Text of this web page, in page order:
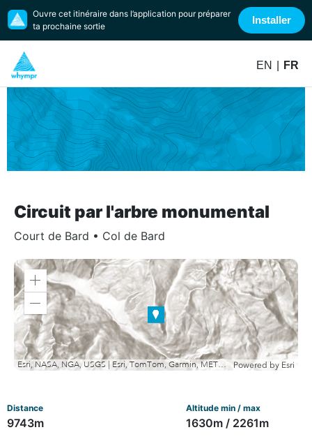
EN FR
Ouvre cet itinéraire dans l’application pour préparer
ta prochaine sortie
Installer
Circuit par l'arbre monumental
Court de Bard • Col de Bard
Zoom
Zoom
out
Esri, NASA, NGA, USGS | Esri, TomTom, Garmin, METI/NASA, USGS Powered by Esri
Distance
9743m
Altitude min / max
1630m / 2261m